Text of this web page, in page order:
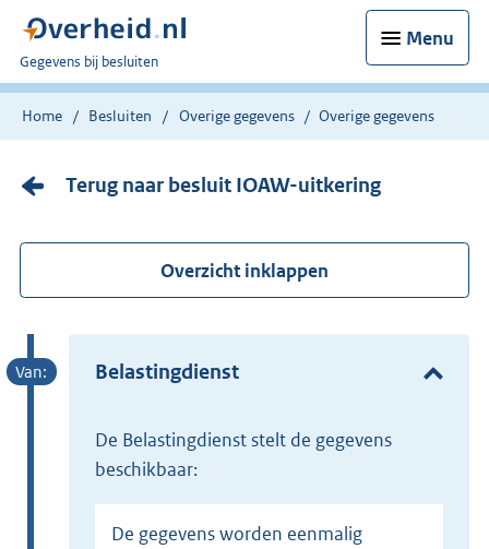
Menu
U
bent
nu
Gegevens bij besluiten
Home Besluiten Overige gegevens Overige gegevens
Terug naar besluit IOAW-uitkering
Overzicht inklappen
Belastingdienst
de Belastingdienst stelt de gegevens
beschikbaar:
De gegevens worden eenmalig